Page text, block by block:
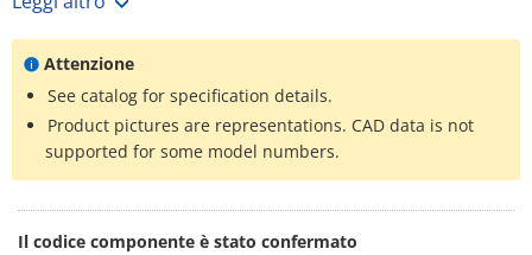
pivot brackets. (No need to order separately.)
*See catalog for specification details.
Attenzione
See catalog for specification details.
Product pictures are representations. CAD data is not
supported for some model numbers.
Il codice componente è stato confermato